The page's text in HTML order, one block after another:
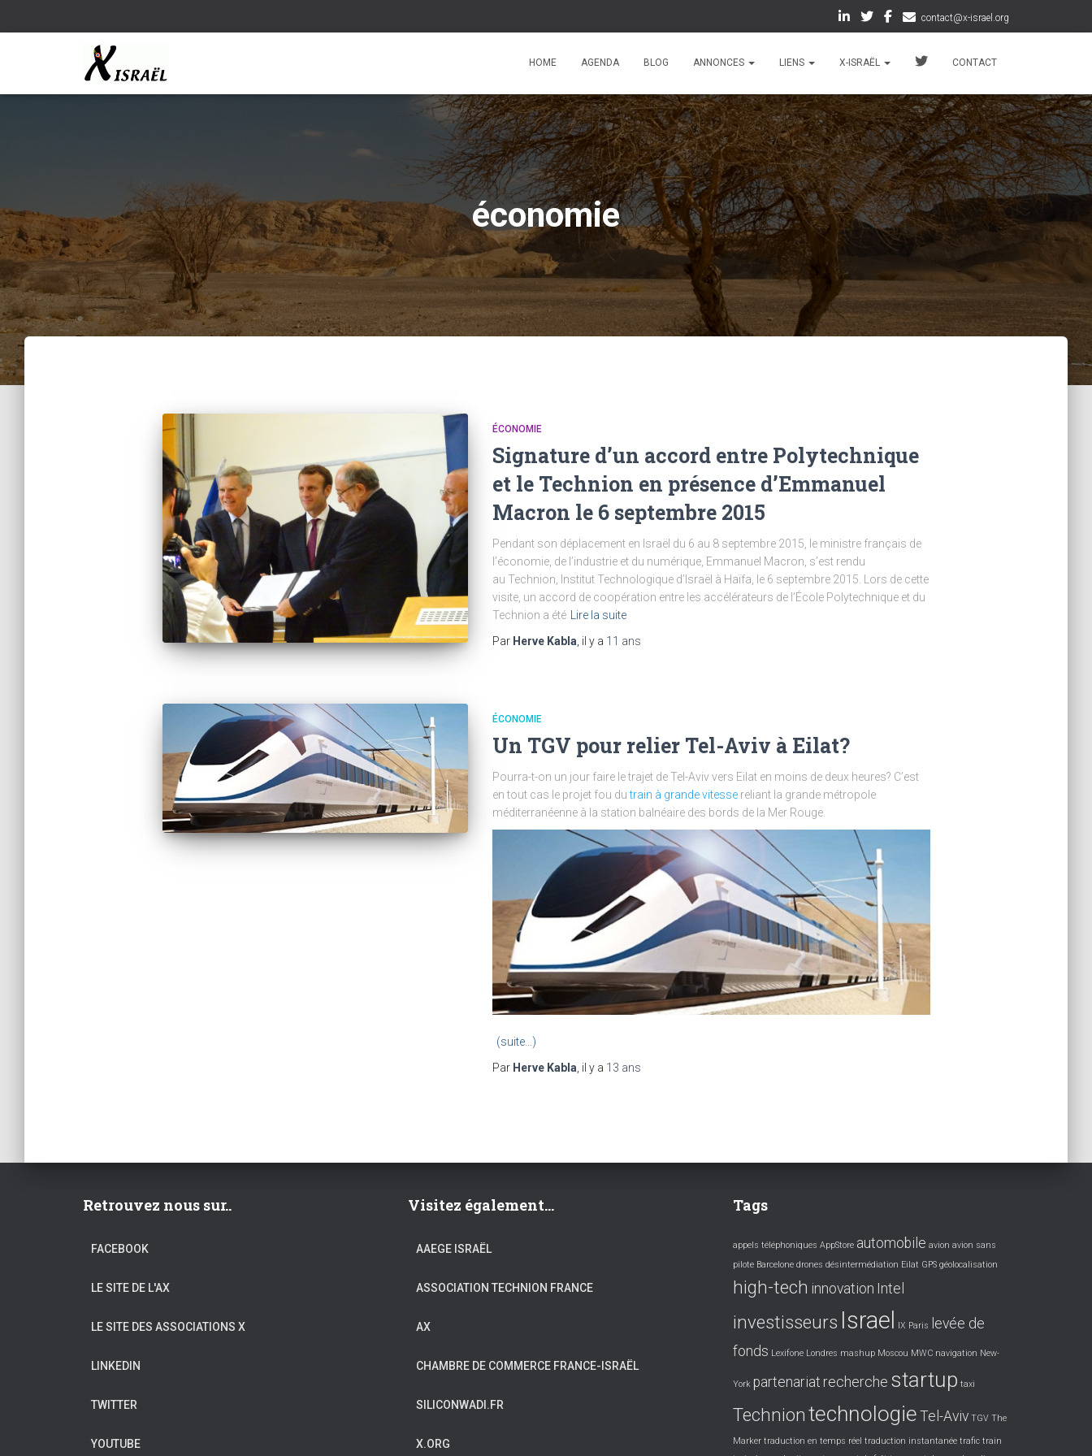
contact@x-israel.org
HOME AGENDA BLOG ANNONCES LIENS X-ISRAËL CONTACT
économie
ÉCONOMIE
Signature d’un accord entre Polytechnique
et le Technion en présence d’Emmanuel
Macron le 6 septembre 2015
Pendant son déplacement en Israël du 6 au 8 septembre 2015, le ministre français de
l’économie, de l’industrie et du numérique, Emmanuel Macron, s’est rendu
au Technion, Institut Technologique d’Israël à Haïfa, le 6 septembre 2015. Lors de cette
visite, un accord de coopération entre les accélérateurs de l’École Polytechnique et du
Technion a été
Lire la suite
Par Herve Kabla , il y a 11 ans
ÉCONOMIE
Un TGV pour relier Tel-Aviv à Eilat?
Pourra-t-on un jour faire le trajet de Tel-Aviv vers Eilat en moins de deux heures? C’est
en tout cas le projet fou dutrain à grande vitessereliant la grande métropole
méditerranéenne à la station balnéaire des bords de la Mer Rouge.
(suite…)
Par Herve Kabla, il y a 13 ans
Retrouvez nous sur..
FACEBOOK
LE SITE DE L'AX
LE SITE DES ASSOCIATIONS X
LINKEDIN
TWITTER
YOUTUBE
Visitez également...
AAEGE ISRAËL
ASSOCIATION TECHNION FRANCE
AX
CHAMBRE DE COMMERCE FRANCE-ISRAËL
SILICONWADI.FR
X.ORG
Tags
appels téléphoniques AppStore automobile avion avion sans
pilote Barcelone drones désintermédiation Eilat GPS géolocalisation
high-tech innovation Intel
investisseurs Israel IX Paris
levée de
fonds Lexifone Londres mashup Moscou MWC navigation New-
York partenariat recherche startup taxi
Techniontechnologie Tel-Aviv TGV The
Marker traduction en temps réel traduction instantanée trafic train